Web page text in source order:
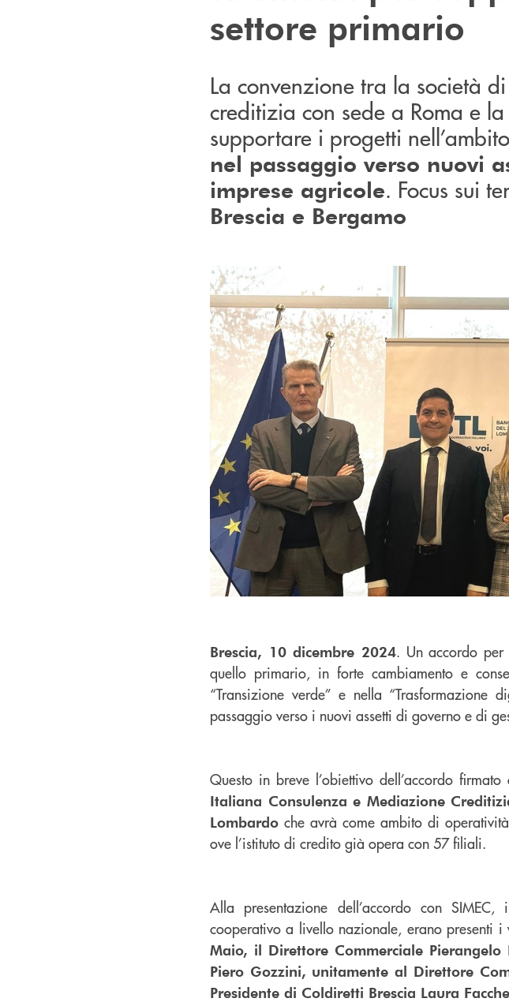
settore primario
La convenzione tra la società
creditizia con sede a Roma e
supportare i progetti
nel passaggio verso nuovi
imprese agricole. Focus sui
Brescia e Bergamo
Brescia, 10 dicembre 2024. Un accordo per
quello primario, in forte cambiamento e
“Transizione verde” e nella “Trasformazione
passaggio verso i nuovi assetti di governo e di
Questo in breve l’obiettivo dell’accordo
Italiana Consulenza e Mediazione
Lombardo che avrà come ambito di
ove l’istituto di credito già opera con 57 filiali.
Alla presentazione dell’accordo con
cooperativo a livello nazionale, erano presenti
Maio, il Direttore Commerciale
Piero Gozzini, unitamente al Direttore
Presidente di Coldiretti Brescia Laura